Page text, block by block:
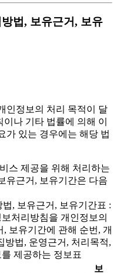
법, 보유근거, 보유
인정보의 처리 목적이 달
나 기타 법률에 의해 이
가 있는 경우에는 해당 법
스 제공을 위해 처리하는
유근거, 보유기간은 다음
, 보유근거, 보유기간표 :
처리방침을 개인정보의
보유기간에 관해 순번, 개
방법, 운영근거, 처리목적,
제공하는 정보표
보